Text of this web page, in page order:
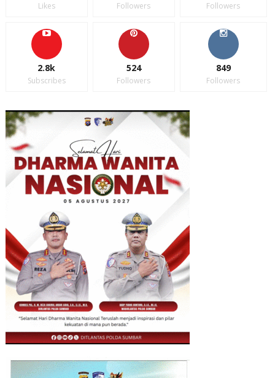
Likes Followers Followers
2.8k
Subscribes
524
Followers
849
Followers